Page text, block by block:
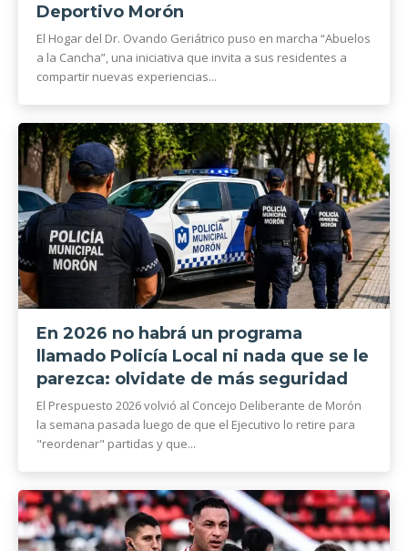
Deportivo Morón
El Hogar del Dr. Ovando Geriátrico puso en marcha “Abuelos
a la Cancha”, una iniciativa que invita a sus residentes a
compartir nuevas experiencias...
En 2026 no habrá un programa
llamado Policía Local ni nada que se le
parezca: olvidate de más seguridad
El Prespuesto 2026 volvió al Concejo Deliberante de Morón
la semana pasada luego de que el Ejecutivo lo retire para
"reordenar" partidas y que...